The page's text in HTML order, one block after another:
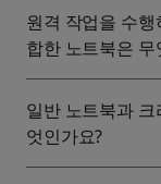
원격 작업을 수
합한 노트북은 무
일반 노트북과
엇인가요?